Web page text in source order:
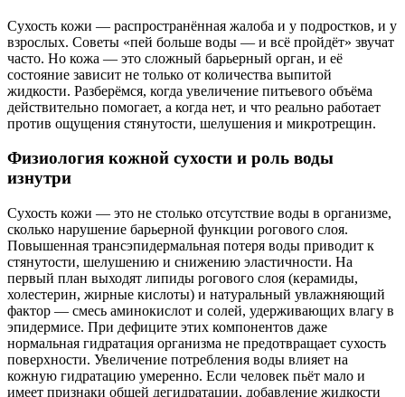
Сухость кожи — распространённая жалоба и у подростков, и у
взрослых. Советы «пей больше воды — и всё пройдёт» звучат
часто. Но кожа — это сложный барьерный орган, и её
состояние зависит не только от количества выпитой
жидкости. Разберёмся, когда увеличение питьевого объёма
действительно помогает, а когда нет, и что реально работает
против ощущения стянутости, шелушения и микротрещин.
Физиология кожной сухости и роль воды
изнутри
Сухость кожи — это не столько отсутствие воды в организме,
сколько нарушение барьерной функции рогового слоя.
Повышенная трансэпидермальная потеря воды приводит к
стянутости, шелушению и снижению эластичности. На
первый план выходят липиды рогового слоя (керамиды,
холестерин, жирные кислоты) и натуральный увлажняющий
фактор — смесь аминокислот и солей, удерживающих влагу в
эпидермисе. При дефиците этих компонентов даже
нормальная гидратация организма не предотвращает сухость
поверхности. Увеличение потребления воды влияет на
кожную гидратацию умеренно. Если человек пьёт мало и
имеет признаки общей дегидратации, добавление жидкости